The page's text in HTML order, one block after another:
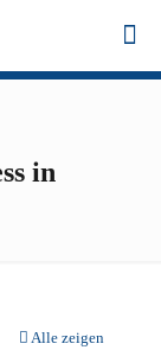
in
Alle zeigen